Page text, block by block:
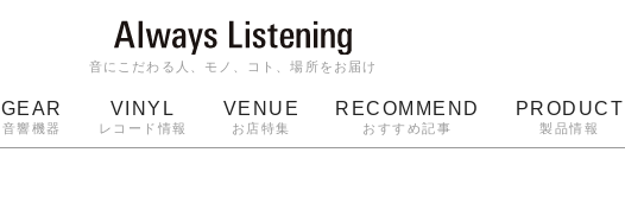
音にこだわる人、モノ、コト、場所をお届け
GEAR
音響機器
VINYL
レコード情報
VENUE
お店特集
RECOMMEND
おすすめ記事
PRODUCT
製品情報